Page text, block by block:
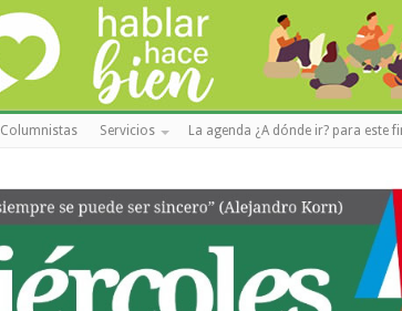
Columnistas Servicios La agenda ¿A dónde ir? para este